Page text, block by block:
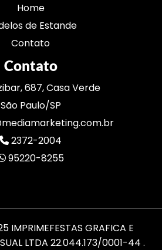
Home
de Estande
Contato
Contato
687, Casa Verde
São Paulo/SP
2372-2004
95220-8255
GRAFICA E
LTDA 22.044.173/0001-44 .